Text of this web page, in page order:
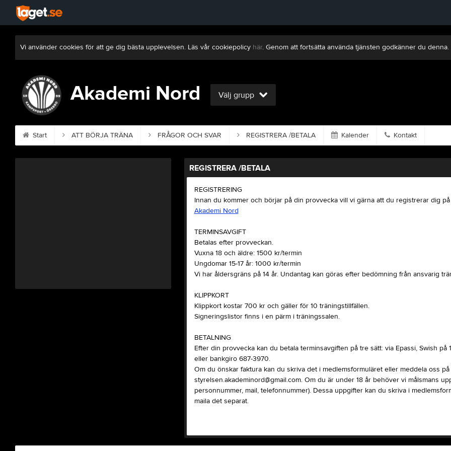
Vi använder cookies för att ge dig bästa upplevelsen. Läs vår cookiepolicy här. Genom att fortsätta använda tjänsten godkänner du denna.
Akademi Nord Välj grupp
Start ATT BÖRJA TRÄNA FRÅGOR OCH SVAR REGISTRERA /BETALA Kalender Kontakt
REGISTRERA /BETALA
REGISTRERING
Innan du kommer och börjar på din provvecka vill vi gärna att du registrerar dig på
Akademi Nord
TERMINSAVGIFT
Betalas efter provveckan.
Vuxna 18 och äldre: 1500 kr/termin
Ungdomar 15-17 år: 1000 kr/termin
Vi har åldersgräns på 14 år. Undantag kan göras efter bedömning från ansvarig
KLIPPKORT
Klippkort kostar 700 kr och gäller för 10 träningstillfällen.
Signeringslistor finns i en pärm i träningssalen.
BETALNING
Efter din provvecka kan du betala terminsavgiften på tre sätt: via Epassi, Swish på
eller bankgiro 687-3970.
Om du önskar faktura kan du skriva det i medlemsformuläret eller meddela oss på
styrelsen.akademinord@gmail.com. Om du är under 18 år behöver vi målsmans
personnummer, mail, telefonnummer). Dessa uppgifter kan du skriva i
maila det separat.